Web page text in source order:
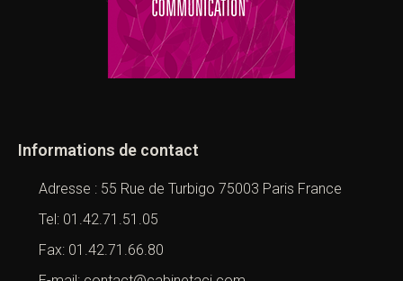
Informations de contact
Adresse : 55 Rue de Turbigo 75003 Paris France
Tel: 01.42.71.51.05
Fax: 01.42.71.66.80